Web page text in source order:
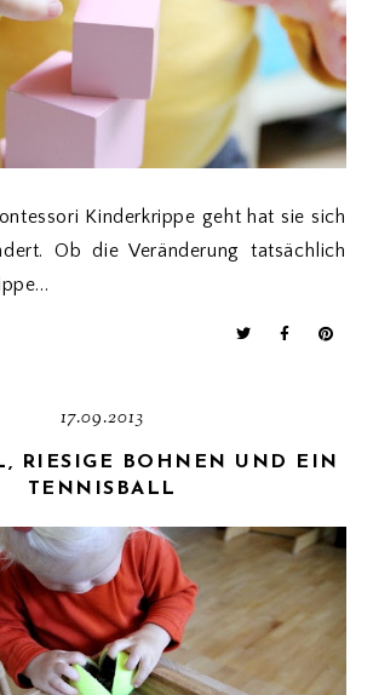
Kinderkrippe geht hat sie sich
Ob die Veränderung tatsächlich
17.09.2013
RIESIGE BOHNEN UND EIN
TENNISBALL